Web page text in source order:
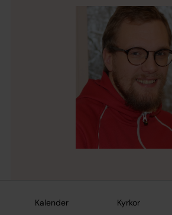
Kalender Kyrkor
Pedagog - Fässberg, Svenska